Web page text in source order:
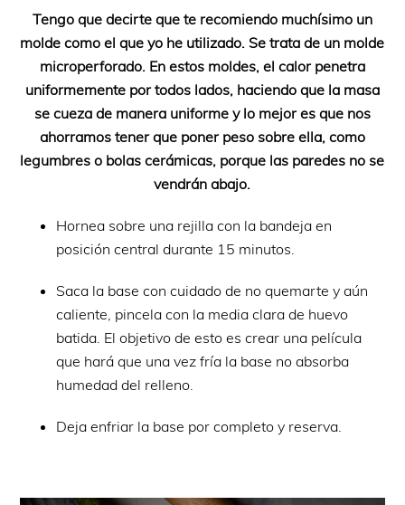
Tengo que decirte que te recomiendo muchísimo un
molde como el que yo he utilizado. Se trata de un molde
microperforado. En estos moldes, el calor penetra
uniformemente por todos lados, haciendo que la masa
se cueza de manera uniforme y lo mejor es que nos
ahorramos tener que poner peso sobre ella, como
legumbres o bolas cerámicas, porque las paredes no se
vendrán abajo.
Hornea sobre una rejilla con la bandeja en
posición central durante 15 minutos.
Saca la base con cuidado de no quemarte y aún
caliente, pincela con la media clara de huevo
batida. El objetivo de esto es crear una película
que hará que una vez fría la base no absorba
humedad del relleno.
Deja enfriar la base por completo y reserva.